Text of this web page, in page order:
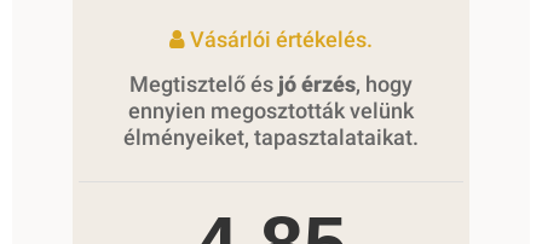
Vásárlói értékelés.
Megtisztelő és jó érzés, hogy
ennyien megosztották velünk
élményeiket, tapasztalataikat.